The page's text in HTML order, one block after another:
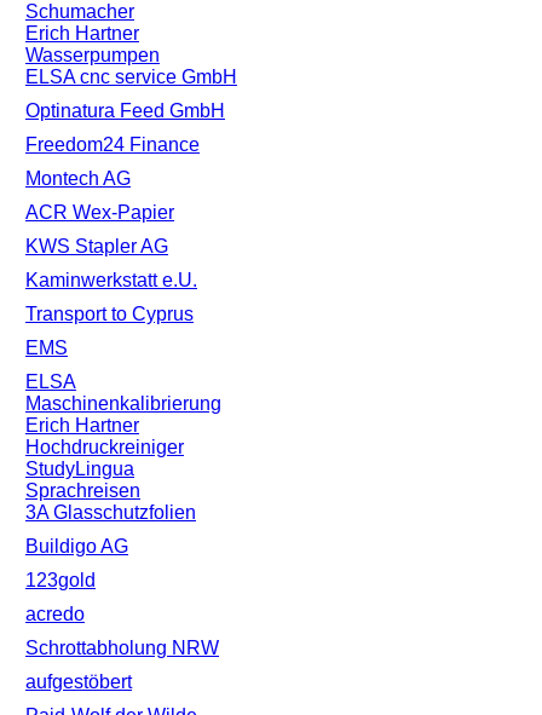
Schumacher
Erich Hartner
Wasserpumpen
ELSA cnc service GmbH
Optinatura Feed GmbH
Freedom24 Finance
Montech AG
ACR Wex-Papier
KWS Stapler AG
Kaminwerkstatt e.U.
Transport to Cyprus
EMS
ELSA
Maschinenkalibrierung
Erich Hartner
Hochdruckreiniger
StudyLingua
Sprachreisen
3A Glasschutzfolien
Buildigo AG
123gold
acredo
Schrottabholung NRW
aufgestöbert